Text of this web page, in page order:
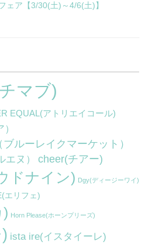
ェア【3/30(土)～4/6(土)】
マブ)
EQUAL(アトリエイコール)
ルーレイクマーケット）
エヌ） cheer(チアー)
ドナイン) Dgy(ディージーワイ)
エリフェ)
) Horn Please(ホーンプリーズ)
ista ire(イスタイーレ)